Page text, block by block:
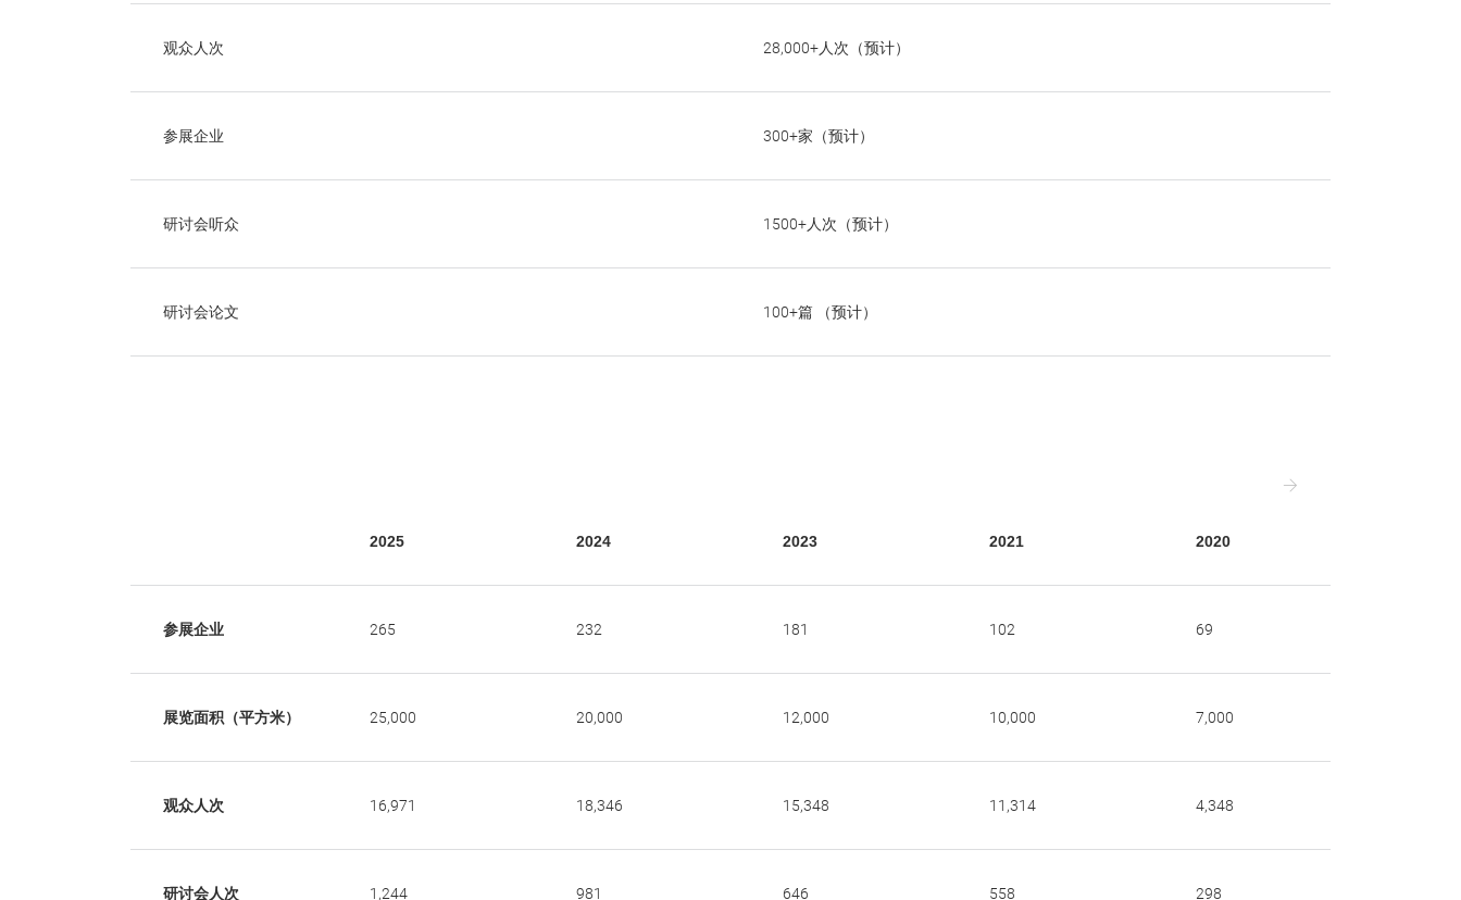
观众人次 28,000+人次（预计）
参展企业 300+家（预计）
研讨会听众 1500+人次（预计）
研讨会论文 100+篇 （预计）
2025 2024 2023 2021 2020
参展企业 265 232 181 102 69
展览面积（平方米） 25,000 20,000 12,000 10,000 7,000
观众人次 16,971 18,346 15,348 11,314 4,348
研讨会人次 1,244 981 646 558 298